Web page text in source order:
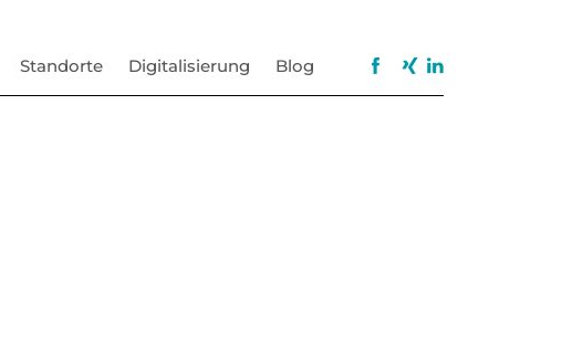
Standorte Digitalisierung Blog